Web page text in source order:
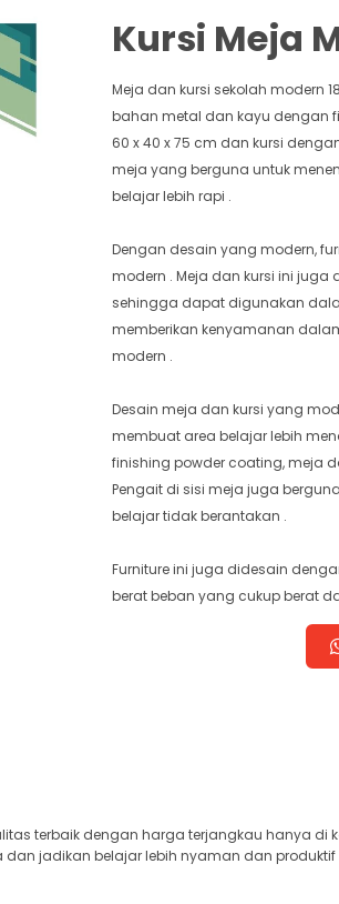
Kursi Meja
Meja dan kursi sekolah modern
bahan metal dan kayu dengan
60 x 40 x 75 cm dan kursi
meja yang berguna untuk
belajar lebih rapi .
Dengan desain yang modern,
modern . Meja dan kursi ini
sehingga dapat digunakan
memberikan kenyamanan
modern .
Desain meja dan kursi yang
membuat area belajar lebih
finishing powder coating, meja
Pengait di sisi meja juga
belajar tidak berantakan .
Furniture ini juga didesain
berat beban yang cukup berat
terbaik dengan harga terjangkau hanya
jadikan belajar lebih nyaman dan